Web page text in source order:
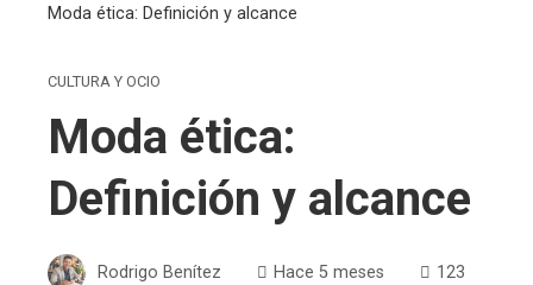
Moda ética: Definición y alcance
CULTURA Y OCIO
Moda ética:
Definición y alcance
Rodrigo Benítez Hace 5 meses 123